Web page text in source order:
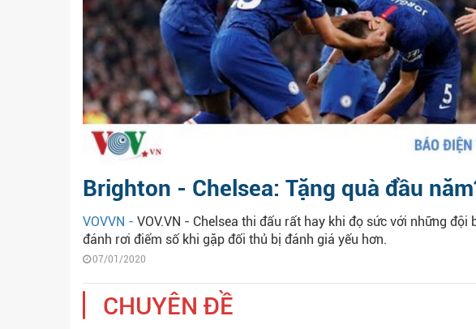
Brighton - Chelsea: Tặng quà đầu
VOVVN - VOV.VN - Chelsea thi đấu rất hay khi đọ sức với những
đánh rơi điểm số khi gặp đối thủ bị đánh giá yếu hơn.
07/01/2020
CHUYÊN ĐỀ